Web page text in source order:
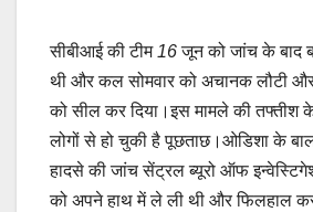
सीबीआई की टीम16जून को जांच के बाद
थी और कल सोमवार को अचानक लौटी
को सील कर दिया।इस मामले की तफ्तीश
लोगों से हो चुकी है पूछताछ।ओडिशा के
हादसे की जांच सेंट्रल ब्यूरो ऑफ
को अपने हाथ में ले ली थी और फिलहाल